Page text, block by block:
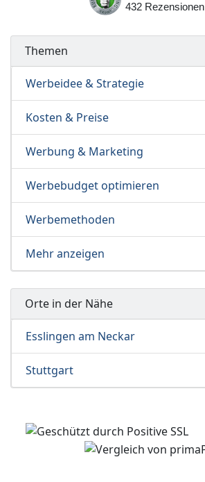
432
Rezensionen
Themen
Werbeidee & Strategie
Kosten & Preise
Werbung & Marketing
Werbebudget optimieren
Werbemethoden
Mehr anzeigen
Orte in der Nähe
Esslingen am Neckar
Stuttgart